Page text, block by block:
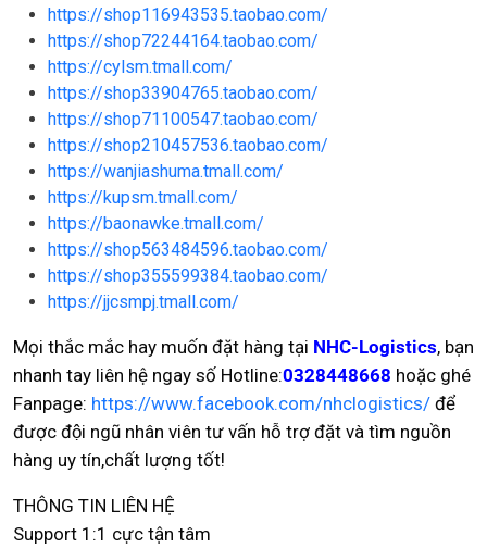
https://shop116943535.taobao.com/
https://shop72244164.taobao.com/
https://cylsm.tmall.com/
https://shop33904765.taobao.com/
https://shop71100547.taobao.com/
https://shop210457536.taobao.com/
https://wanjiashuma.tmall.com/
https://kupsm.tmall.com/
https://baonawke.tmall.com/
https://shop563484596.taobao.com/
https://shop355599384.taobao.com/
https://jjcsmpj.tmall.com/
Mọi thắc mắc hay muốn đặt hàng tại NHC-Logistics, bạn
nhanh tay liên hệ ngay số Hotline:0328448668 hoặc ghé
Fanpage: https://www.facebook.com/nhclogistics/ để
được đội ngũ nhân viên tư vấn hỗ trợ đặt và tìm nguồn
hàng uy tín,chất lượng tốt!
THÔNG TIN LIÊN HỆ
Support 1:1 cực tận tâm